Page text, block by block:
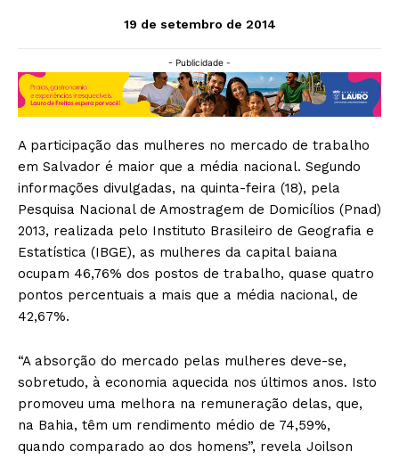
19 de setembro de 2014
- Publicidade -
A participação das mulheres no mercado de trabalho
em Salvador é maior que a média nacional. Segundo
informações divulgadas, na quinta-feira (18), pela
Pesquisa Nacional de Amostragem de Domicílios (Pnad)
2013, realizada pelo Instituto Brasileiro de Geografia e
Estatística (IBGE), as mulheres da capital baiana
ocupam 46,76% dos postos de trabalho, quase quatro
pontos percentuais a mais que a média nacional, de
42,67%.
“A absorção do mercado pelas mulheres deve-se,
sobretudo, à economia aquecida nos últimos anos. Isto
promoveu uma melhora na remuneração delas, que,
na Bahia, têm um rendimento médio de 74,59%,
quando comparado ao dos homens”, revela Joilson